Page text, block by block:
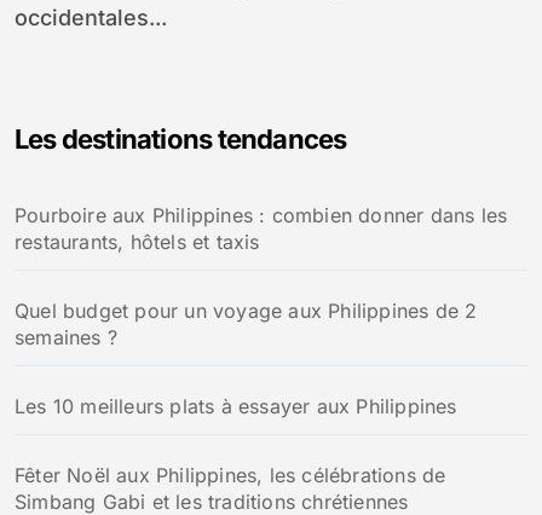
occidentales...
Les destinations tendances
Pourboire aux Philippines : combien donner dans les
restaurants, hôtels et taxis
Quel budget pour un voyage aux Philippines de 2
semaines ?
Les 10 meilleurs plats à essayer aux Philippines
Fêter Noël aux Philippines, les célébrations de
Simbang Gabi et les traditions chrétiennes